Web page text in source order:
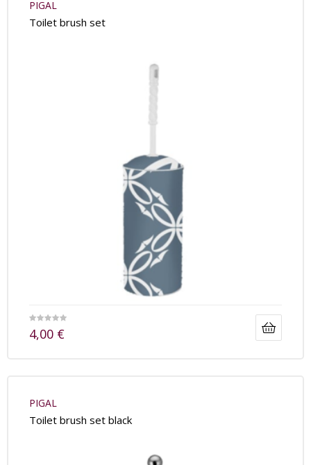
PIGAL
Toilet brush set
4,00 €
PIGAL
Toilet brush set black